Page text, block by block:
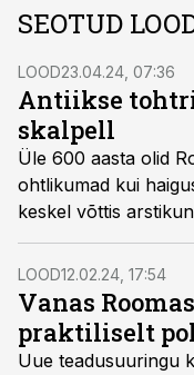
SEOTUD
LOOD23.04.24, 07:36
Antiikse
skalpell
Üle 600 aasta olid
ohtlikumad kui
keskel võttis
mitu täiesti uut
arengut üle tuhande
LOOD12.02.24, 17:54
Vanas
praktiliselt
Uue teadusuuringu